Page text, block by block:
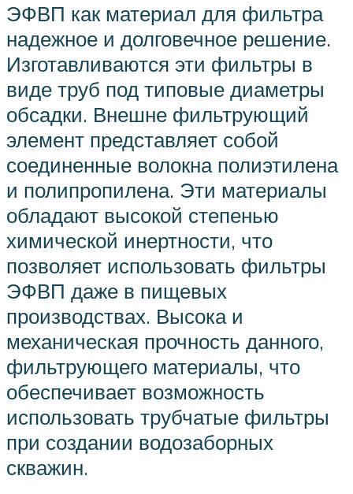
ЭФВП как материал для фильтра
надежное и долговечное решение.
Изготавливаются эти фильтры в
виде труб под типовые диаметры
обсадки. Внешне фильтрующий
элемент представляет собой
соединенные волокна полиэтилена
и полипропилена. Эти материалы
обладают высокой степенью
химической инертности, что
позволяет использовать фильтры
ЭФВП даже в пищевых
производствах. Высока и
механическая прочность данного,
фильтрующего материалы, что
обеспечивает возможность
использовать трубчатые фильтры
при создании водозаборных
скважин.